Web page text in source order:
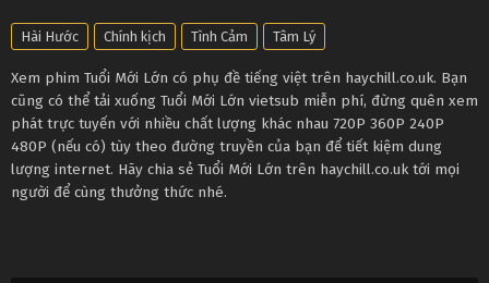
Hài Hước Chính kịch Tình Cảm Tâm Lý
Xem phim Tuổi Mới Lớn có phụ đề tiếng việt trên haychill.co.uk. Bạn
cũng có thể tải xuống Tuổi Mới Lớn vietsub miễn phí, đừng quên xem
phát trực tuyến với nhiều chất lượng khác nhau 720P 360P 240P
480P (nếu có) tùy theo đường truyền của bạn để tiết kiệm dung
lượng internet. Hãy chia sẻ Tuổi Mới Lớn trên haychill.co.uk tới mọi
người để cùng thưởng thức nhé.